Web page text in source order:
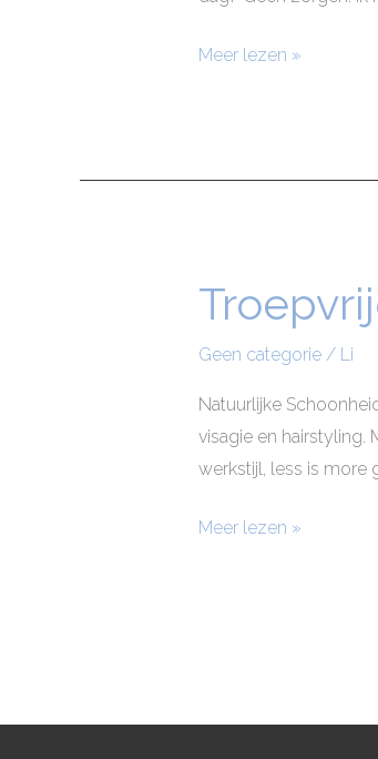
Meer lezen »
Geen categorie/ Li
Natuurlijke
visagie en hairstyling.
werkstijl, less is more
Troepvrije
visagie
en
regio
Rotterdam
Meer lezen »